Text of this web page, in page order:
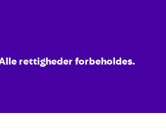
rettigheder forbeholdes.